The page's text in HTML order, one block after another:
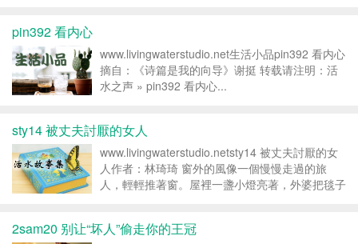
pin392 看内心
www.livingwaterstudio.net生活小品pin392 看内心
摘自：《诗篇是我的向导》谢挺 转载请注明：活
水之声 » pin392 看内心...
sty14 被丈夫討厭的女人
www.livingwaterstudio.netsty14 被丈夫討厭的女
人作者：林琦琦 窗外的風像一個慢慢走過的旅
人，輕輕推著窗。屋裡一盞小燈亮著，外婆把毯子
我好像不...
2sam20 别让“坏人”偷走你的王冠